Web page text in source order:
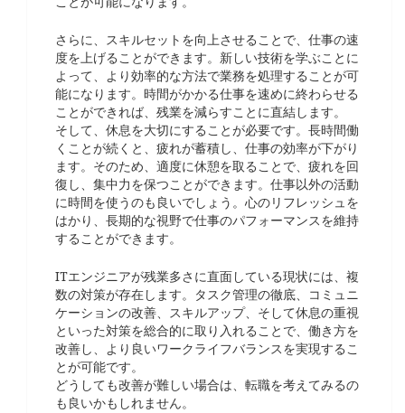
さらに、スキルセットを向上させることで、仕事の速
度を上げることができます。新しい技術を学ぶことに
よって、より効率的な方法で業務を処理することが可
能になります。時間がかかる仕事を速めに終わらせる
ことができれば、残業を減らすことに直結します。
そして、休息を大切にすることが必要です。長時間働
くことが続くと、疲れが蓄積し、仕事の効率が下がり
ます。そのため、適度に休憩を取ることで、疲れを回
復し、集中力を保つことができます。仕事以外の活動
に時間を使うのも良いでしょう。心のリフレッシュを
はかり、長期的な視野で仕事のパフォーマンスを維持
することができます。
ITエンジニアが残業多さに直面している現状には、複
数の対策が存在します。タスク管理の徹底、コミュニ
ケーションの改善、スキルアップ、そして休息の重視
といった対策を総合的に取り入れることで、働き方を
改善し、より良いワークライフバランスを実現するこ
とが可能です。
どうしても改善が難しい場合は、転職を考えてみるの
も良いかもしれません。